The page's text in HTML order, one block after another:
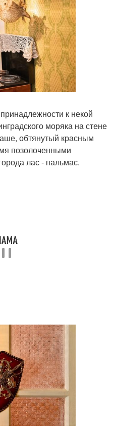
к некой
моряка на стене
обтянутый красным
позолоченными
лас - пальмас.